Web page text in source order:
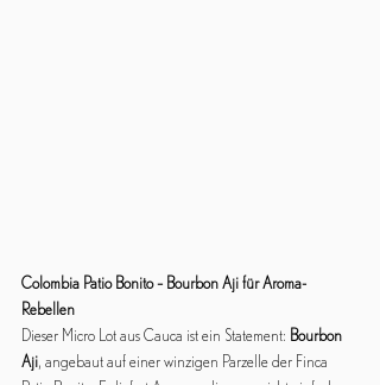
Colombia Patio Bonito – Bourbon Aji für Aroma-
Rebellen
Dieser Micro Lot aus Cauca ist ein Statement: Bourbon
Aji, angebaut auf einer winzigen Parzelle der Finca